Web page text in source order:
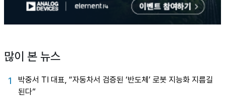
많이 본 뉴스
1
박중서 TI 대표, “자동차서 검증된 ‘반도체’ 로봇 지능화 지름길
된다”